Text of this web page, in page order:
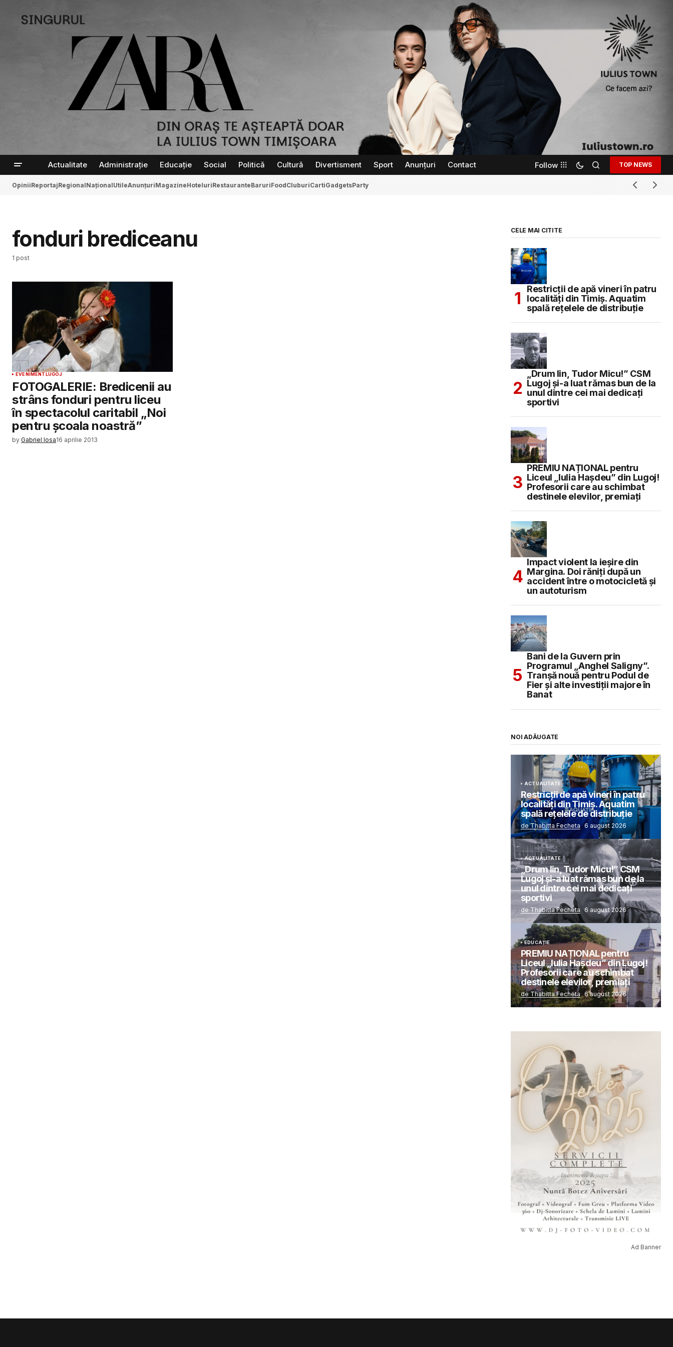
Actualitate Administrație Educație Social Politică Cultură Divertisment Sport Anunțuri Contact Follow TOP NEWS
OpiniiReportajRegionalNaționalUtileAnunțuriMagazineHoteluriRestauranteBaruriFoodCluburiCartiGadgetsParty
fonduri brediceanu
1 post
EVENIMENTLUGOJ
FOTOGALERIE: Bredicenii au
strâns fonduri pentru liceu
în spectacolul caritabil „Noi
pentru școala noastră”
by Gabriel Iosa16 aprilie 2013
CELE MAI CITITE
Restricții de apă vineri în patru
localități din Timiș. Aquatim
spală rețelele de distribuție
„Drum lin, Tudor Micu!” CSM
Lugoj și-a luat rămas bun de la
unul dintre cei mai dedicați
sportivi
PREMIU NAȚIONAL pentru
Liceul „Iulia Hașdeu” din Lugoj!
Profesorii care au schimbat
destinele elevilor, premiați
Impact violent la ieșire din
Margina. Doi răniți după un
accident între o motocicletă și
un autoturism
Bani de la Guvern prin
Programul „Anghel Saligny”.
Tranșă nouă pentru Podul de
Fier și alte investiții majore în
Banat
NOI ADĂUGATE
ACTUALITATE
Restricții de apă vineri în patru
localități din Timiș. Aquatim
spală rețelele de distribuție
de Thabitta Fecheta 6 august 2026
ACTUALITATE
„Drum lin, Tudor Micu!” CSM
Lugoj și-a luat rămas bun de la
unul dintre cei mai dedicați
sportivi
de Thabitta Fecheta 6 august 2026
EDUCAȚIE
PREMIU NAȚIONAL pentru
Liceul „Iulia Hașdeu” din Lugoj!
Profesorii care au schimbat
destinele elevilor, premiați
de Thabitta Fecheta 6 august 2026
Ad Banner